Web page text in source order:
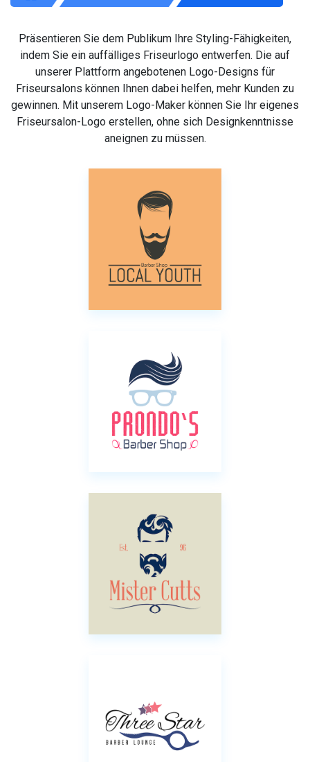
Präsentieren Sie dem Publikum Ihre Styling-Fähigkeiten,
indem Sie ein auffälliges Friseurlogo entwerfen. Die auf
unserer Plattform angebotenen Logo-Designs für
Friseursalons können Ihnen dabei helfen, mehr Kunden zu
gewinnen. Mit unserem Logo-Maker können Sie Ihr eigenes
Friseursalon-Logo erstellen, ohne sich Designkenntnisse
aneignen zu müssen.